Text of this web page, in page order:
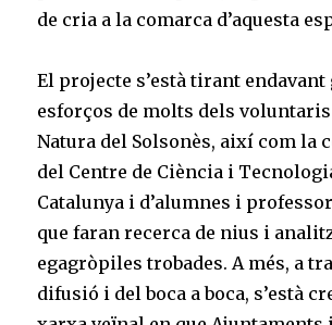
de cria a la comarca d’aquesta
El projecte s’està tirant endavant
esforços de molts dels
Natura del Solsonès, així com la
del Centre de Ciència i
Catalunya i d’alumnes i
que faran recerca de nius i
egagròpiles trobades. A més, a
difusió i del boca a boca, s’està